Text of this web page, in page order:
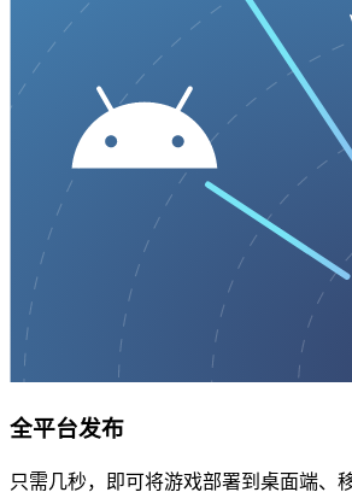
全平台发布
只需几秒，即可将游戏部署到桌面端、